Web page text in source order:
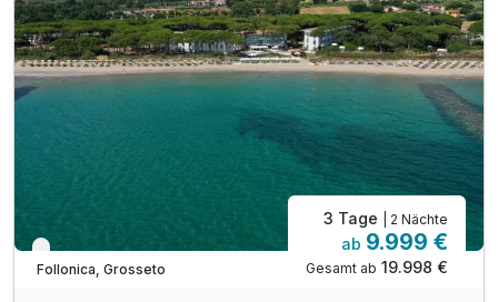
Nur noch bis September
Follonica, Grosseto
3 Tage | 2 Nächte
ab 9.999 €
Gesamt ab 19.998 €